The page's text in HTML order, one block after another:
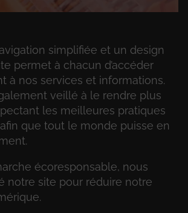
simplifiée et un design
permet à chacun d’accéder
à nos services et informations.
veillé à le rendre plus
les meilleures pratiques
afin que tout le monde puisse en
écoresponsable, nous
notre site pour réduire notre